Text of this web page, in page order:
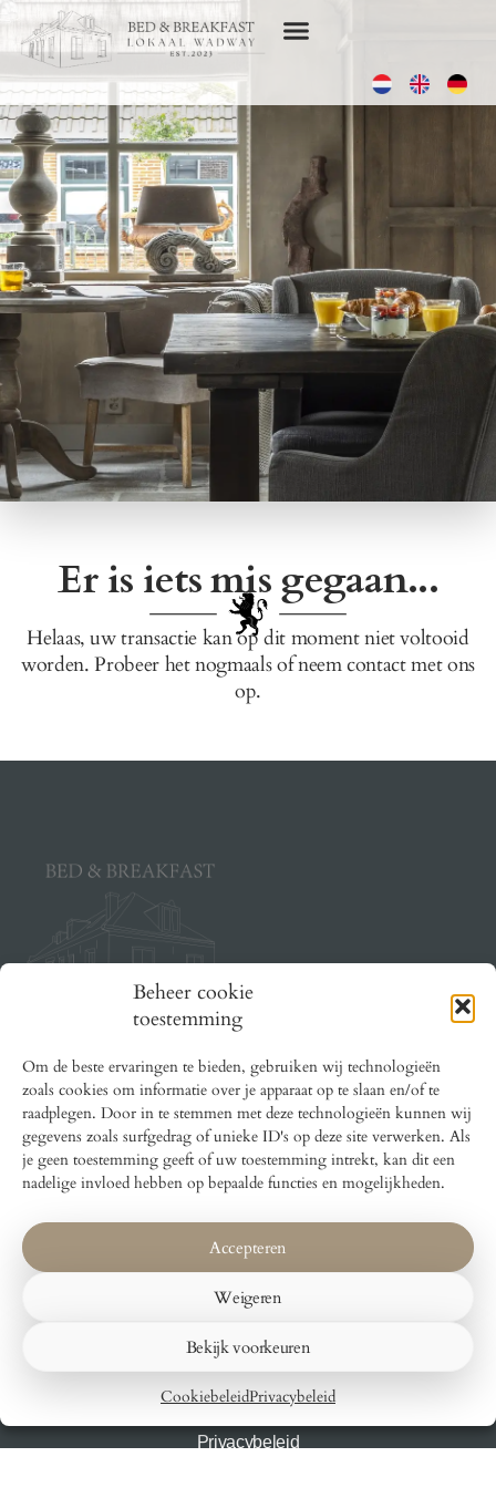
Beheer cookie
toestemming
Om de beste ervaringen te bieden, gebruiken wij technologieën
zoals cookies om informatie over je apparaat op te slaan en/of te
raadplegen. Door in te stemmen met deze technologieën kunnen wij
gegevens zoals surfgedrag of unieke ID's op deze site verwerken. Als
je geen toestemming geeft of uw toestemming intrekt, kan dit een
nadelige invloed hebben op bepaalde functies en mogelijkheden.
Accepteren
Weigeren
Bekijk voorkeuren
CookiebeleidPrivacybeleid
Er is iets mis gegaan...
Helaas, uw transactie kan op dit moment niet voltooid
worden. Probeer het nogmaals of neem contact met ons
op.
Bed and Breakfast Lokaal Wadway
Wadway 31
1715GX Spanbroek
Lokaal 1
Lokaal 2
Contact
Cookiebeleid
Privacybeleid